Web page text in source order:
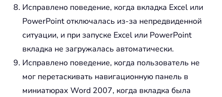
Исправлено поведение, когда вкладка Excel или
PowerPoint отключалась из-за непредвиденной
ситуации, и при запуске Excel или PowerPoint
вкладка не загружалась автоматически.
Исправлено поведение, когда пользователь не
мог перетаскивать навигационную панель в
миниатюрах Word 2007, когда вкладка была